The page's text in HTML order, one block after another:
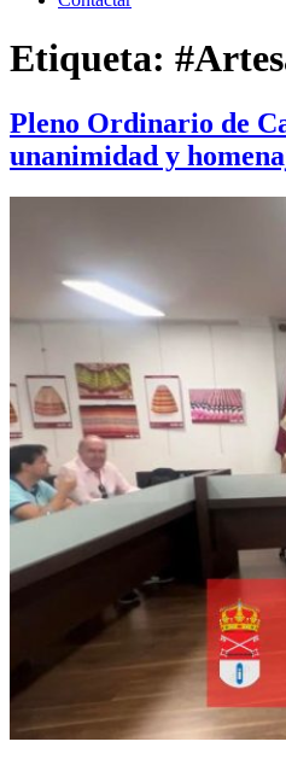
Etiqueta:
Pleno Ordinario de
unanimidad y